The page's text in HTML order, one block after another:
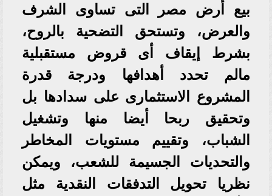
بيع أرض مصر التى تساوى الشرف
والعرض، وتستحق التضحية بالروح،
بشرط إيقاف أى قروض مستقبلية
مالم تحدد أهدافها ودرجة قدرة
المشروع الاستثمارى على سدادها بل
وتحقيق ربحا أيضا منها وتشغيل
الشباب، وتقييم مستويات المخاطر
والتحديات الجسيمة للشعب، ويمكن
نظريا تحويل التدفقات النقدية مثل